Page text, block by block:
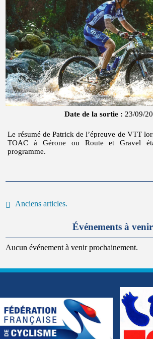
Date de la sortie : 23/09/
Le résumé de Patrick de l’épreuve de VTT
TOAC à Gérone ou Route et Gravel
programme.
Posts navigation
Anciens articles.
Événements à venir
Aucun événement à venir prochainement.